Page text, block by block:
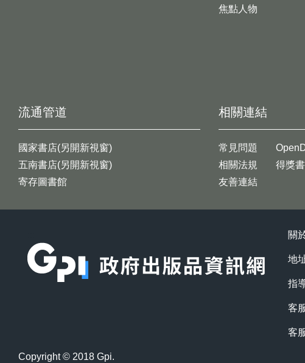
焦點人物
流通管道
國家書店(另開新視窗)
五南書店(另開新視窗)
寄存圖書館
相關連結
常見問題
相關法規
友善連結
得獎書
關
地
指
客
客
Copyright © 2018 Gpi.